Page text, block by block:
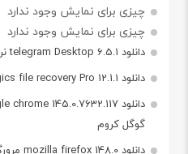
چیزی برای نمایش وجود ندارد
چیزی برای نمایش وجود ندارد
دانلود telegram Desktop 6.5.1 نرم افزار رایگان تلگرام دسکتاپ
دانلود auslogics file recovery Pro 12.1.1 نرم افزار بازیابی اطلاعات
گوگل کروم
دانلود mozilla firefox 148.0 مرورگر موزیلا فایرفاکس